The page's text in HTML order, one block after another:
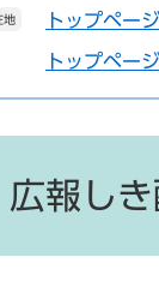
地 トップページ
トップページ
広報し